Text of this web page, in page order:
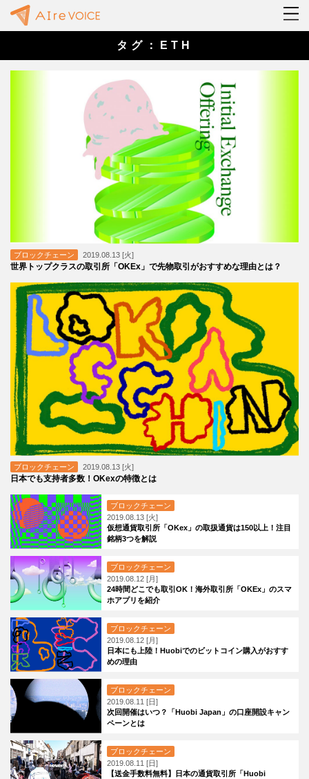
タグ：ETH
ブロックチェーン 2019.08.13 [火]
世界トップクラスの取引所「OKEx」で先物取引がおすすめな理由とは？
ブロックチェーン 2019.08.13 [火]
日本でも支持者多数！OKexの特徴とは
ブロックチェーン
2019.08.13 [火]
仮想通貨取引所「OKex」の取扱通貨は150以上！注目
銘柄3つを解説
ブロックチェーン
2019.08.12 [月]
24時間どこでも取引OK！海外取引所「OKEx」のスマ
ホアプリを紹介
ブロックチェーン
2019.08.12 [月]
日本にも上陸！Huobiでのビットコイン購入がおすす
めの理由
ブロックチェーン
2019.08.11 [日]
次回開催はいつ？「Huobi Japan」の口座開設キャン
ペーンとは
ブロックチェーン
2019.08.11 [日]
【送金手数料無料】日本の通貨取引所「Huobi